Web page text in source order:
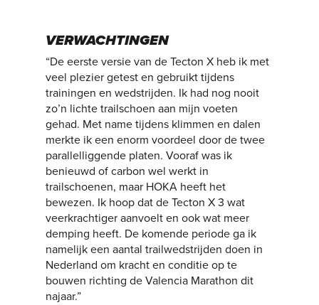
VERWACHTINGEN
“De eerste versie van de Tecton X heb ik met
veel plezier getest en gebruikt tijdens
trainingen en wedstrijden. Ik had nog nooit
zo’n lichte trailschoen aan mijn voeten
gehad. Met name tijdens klimmen en dalen
merkte ik een enorm voordeel door de twee
parallelliggende platen. Vooraf was ik
benieuwd of carbon wel werkt in
trailschoenen, maar HOKA heeft het
bewezen. Ik hoop dat de Tecton X 3 wat
veerkrachtiger aanvoelt en ook wat meer
demping heeft. De komende periode ga ik
namelijk een aantal trailwedstrijden doen in
Nederland om kracht en conditie op te
bouwen richting de Valencia Marathon dit
najaar.”